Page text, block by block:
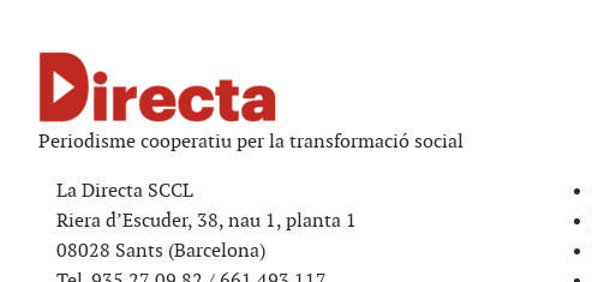
Periodisme cooperatiu per la transformació social
La Directa SCCL
Riera d’Escuder, 38, nau 1, planta 1
08028 Sants (Barcelona)